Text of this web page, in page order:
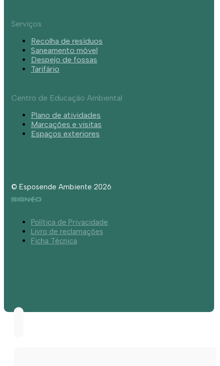
Serviços
Recolha de resíduos
Saneamento móvel
Despejo de fossas
Tarifário
Centro de Educação Ambiental
Plano de atividades
Marcações e visitas
Espaços exteriores
© Esposende Ambiente 2026
Política de Privacidade
Livro de reclamações
Ficha Técnica